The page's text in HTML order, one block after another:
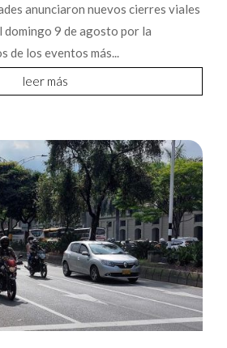
anunciaron nuevos cierres viales
domingo 9 de agosto por la
de los eventos más...
leer más